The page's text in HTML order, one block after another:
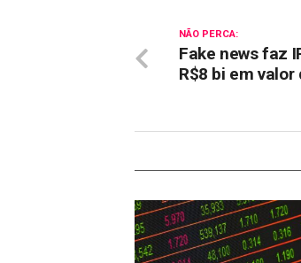
NÃO PERCA:
Fake news faz
R$8 bi em